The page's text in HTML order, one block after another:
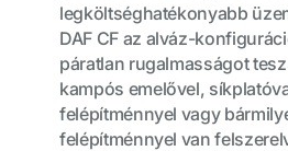
legköltséghatékonyabb
DAF CF az alváz-
páratlan rugalmasságot
kampós emelővel,
felépítménnyel vagy
felépítménnyel van